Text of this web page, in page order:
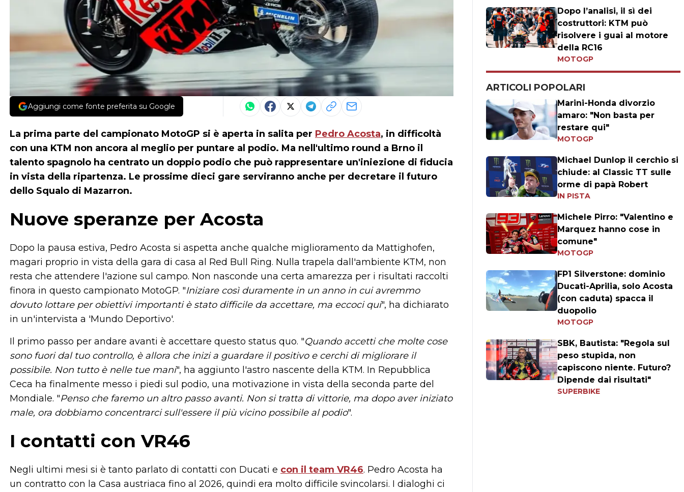
Aggiungi come fonte preferita su Google
La prima parte del campionato MotoGP si è aperta in salita per Pedro Acosta, in difficoltà
con una KTM non ancora al meglio per puntare al podio. Ma nell'ultimo round a Brno il
talento spagnolo ha centrato un doppio podio che può rappresentare un'iniezione di fiducia
in vista della ripartenza. Le prossime dieci gare serviranno anche per decretare il futuro
dello Squalo di Mazarron.
Nuove speranze per Acosta
Dopo la pausa estiva, Pedro Acosta si aspetta anche qualche miglioramento da Mattighofen,
magari proprio in vista della gara di casa al Red Bull Ring. Nulla trapela dall'ambiente KTM, non
resta che attendere l'azione sul campo. Non nasconde una certa amarezza per i risultati raccolti
finora in questo campionato MotoGP. "Iniziare così duramente in un anno in cui avremmo
dovuto lottare per obiettivi importanti è stato difficile da accettare, ma eccoci qui", ha dichiarato
in un'intervista a 'Mundo Deportivo'.
Il primo passo per andare avanti è accettare questo status quo. "Quando accetti che molte cose
sono fuori dal tuo controllo, è allora che inizi a guardare il positivo e cerchi di migliorare il
possibile. Non tutto è nelle tue mani", ha aggiunto l'astro nascente della KTM. In Repubblica
Ceca ha finalmente messo i piedi sul podio, una motivazione in vista della seconda parte del
Mondiale. "Penso che faremo un altro passo avanti. Non si tratta di vittorie, ma dopo aver iniziato
male, ora dobbiamo concentrarci sull'essere il più vicino possibile al podio".
I contatti con VR46
Negli ultimi mesi si è tanto parlato di contatti con Ducati e con il team VR46. Pedro Acosta ha
un contratto con la Casa austriaca fino al 2026, quindi era molto difficile svincolarsi. I dialoghi ci
Dopo l’analisi, il sì dei
costruttori: KTM può
risolvere i guai al motore
della RC16
MOTOGP
ARTICOLI POPOLARI
Marini-Honda divorzio
amaro: "Non basta per
restare qui"
MOTOGP
Michael Dunlop il cerchio si
chiude: al Classic TT sulle
orme di papà Robert
IN PISTA
Michele Pirro: "Valentino e
Marquez hanno cose in
comune"
MOTOGP
FP1 Silverstone: dominio
Ducati-Aprilia, solo Acosta
(con caduta) spacca il
duopolio
MOTOGP
SBK, Bautista: "Regola sul
peso stupida, non
capiscono niente. Futuro?
Dipende dai risultati"
SUPERBIKE